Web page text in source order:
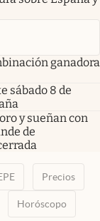
ganadora
sábado 8 de
y sueñan con
de
Precios
Horóscopo